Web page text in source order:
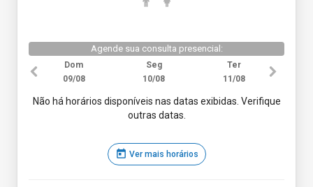
Agende sua consulta presencial:
Dom
09/08
Seg
10/08
Ter
11/08
Não há horários disponíveis nas datas exibidas. Verifique
outras datas.
today Ver mais horários